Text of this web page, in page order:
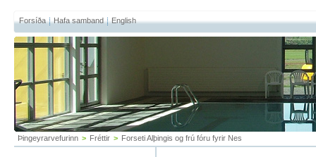
Forsíða Hafa samband English
Þingeyrarvefurinn > Fréttir > Forseti Alþingis og frú fóru fyrir Nes